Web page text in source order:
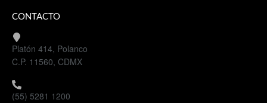
CONTACTO
Platón 414, Polanco
C.P. 11560, CDMX
(55) 5281 1200